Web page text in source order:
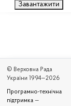
Завантажити
© Верховна Рада
України 1994—2026
Програмно-технічна
підтримка —